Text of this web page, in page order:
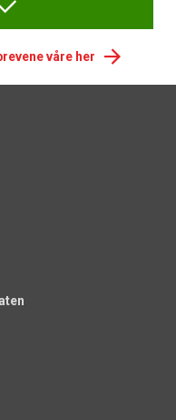
våre her